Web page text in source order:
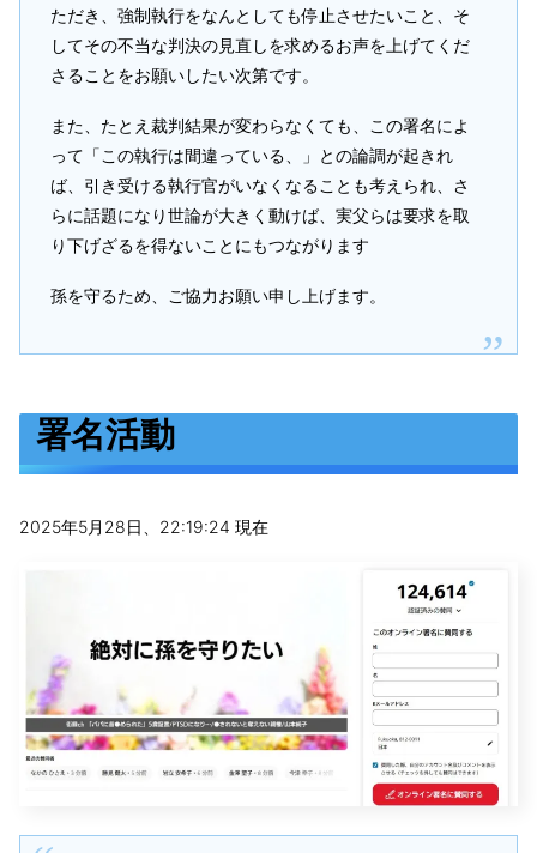
ただき、強制執行をなんとしても停止させたいこと、そ
してその不当な判決の見直しを求めるお声を上げてくだ
さることをお願いしたい次第です。
また、たとえ裁判結果が変わらなくても、この署名によ
って「この執行は間違っている、」との論調が起きれ
ば、引き受ける執行官がいなくなることも考えられ、さ
らに話題になり世論が大きく動けば、実父らは要求を取
り下げざるを得ないことにもつながります
孫を守るため、ご協力お願い申し上げます。
署名活動
2025‎年‎5‎月‎28‎日、‏‎22:19:24 現在